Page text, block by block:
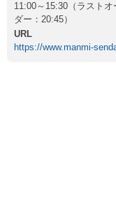
11:00～15:30（ラスト
ダー：20:45）
URL
https://www.manmi-